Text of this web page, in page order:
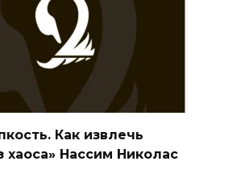
Как извлечь
хаоса» Нассим Николас